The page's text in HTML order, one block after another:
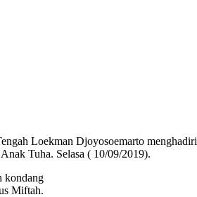
Loekman Djoyosoemarto
Tuha. Selasa ( 10/09/2019).
kondang
Miftah.